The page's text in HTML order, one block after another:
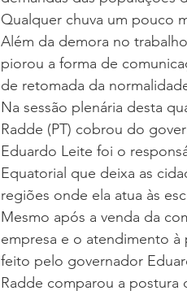
Qualquer chuva um pouco
Além da demora no
piorou a forma de
de retomada da
Na sessão plenária desta
Radde (PT) cobrou do
Eduardo Leite foi o
Equatorial que deixa as
regiões onde ela atua às
Mesmo após a venda da
empresa e o atendimento
feito pelo governador
Radde comparou a